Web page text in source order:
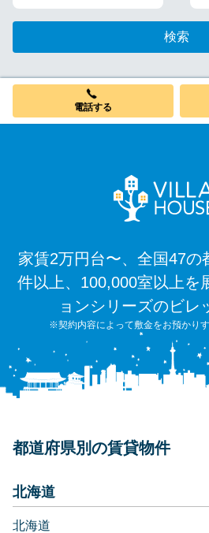
検索
電話する
家賃2万円台〜、全国47の
件以上、100,000室以上を
ョンシリーズのビレ
※契約内容によって敷金をお預かりす
都道府県別の賃貸物件
北海道
北海道